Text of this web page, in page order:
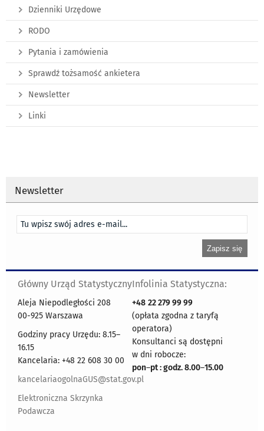
Dzienniki Urzędowe
RODO
Pytania i zamówienia
Sprawdź tożsamość ankietera
Newsletter
Linki
Newsletter
Główny Urząd Statystyczny
Aleja Niepodległości 208
00-925 Warszawa
Godziny pracy Urzędu: 8.15–
16.15
Kancelaria: +48 22 608 30 00
kancelariaogolnaGUS@stat.gov.pl
Elektroniczna Skrzynka
Podawcza
Infolinia Statystyczna:
+48 22 279 99 99
(opłata zgodna z taryfą
operatora)
Konsultanci są dostępni
w dni robocze:
pon–pt : godz. 8.00–15.00